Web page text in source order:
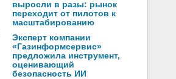
выросли в разы: рынок
переходит от пилотов к
масштабированию
Эксперт компании
«Газинформсервис»
предложила инструмент,
оценивающий
безопасность ИИ